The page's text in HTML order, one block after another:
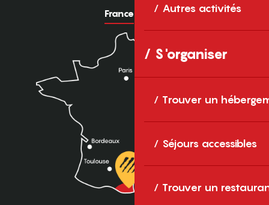
Autres activités
S'organiser
Trouver un
Séjours accessibles
Trouver un
France Europe